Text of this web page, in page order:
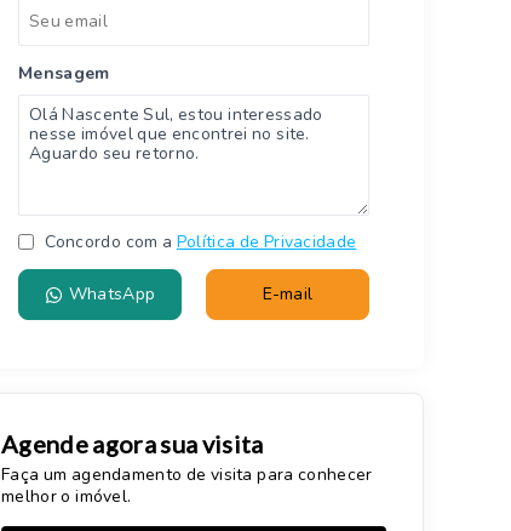
Mensagem
Concordo com a Política de Privacidade
WhatsApp E-mail
Agende agora sua visita
Faça um agendamento de visita para conhecer
melhor o imóvel.